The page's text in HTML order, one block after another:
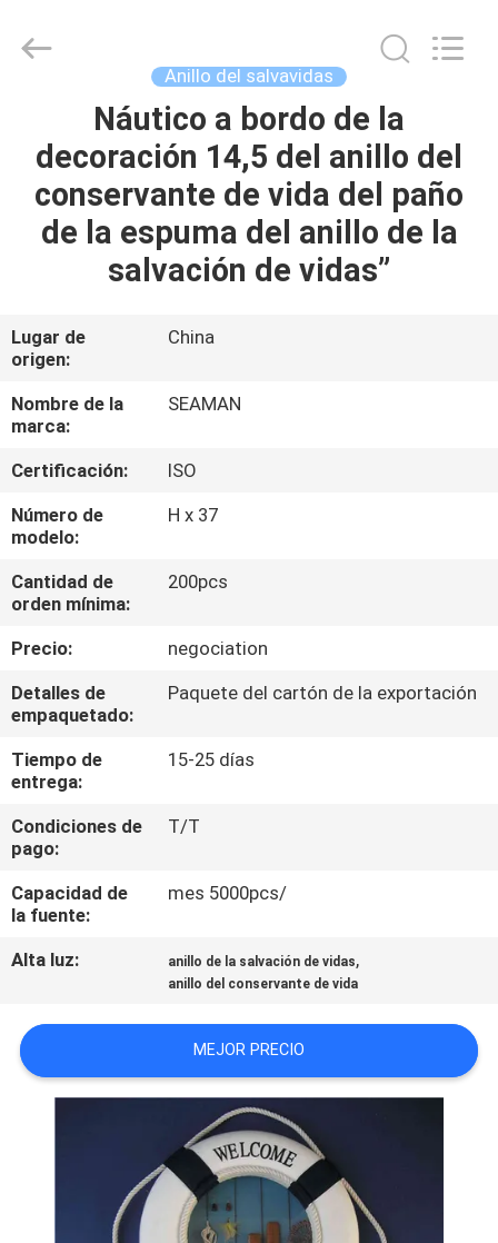
HOGAR
PRODUCTOS
SOBRE
NOSOTROS
VIAJE
DE
LA
FÁBRICA
DE
CALIDAD
COMPANY
MAPA
DEL
SITIO
PRIVACY
POLICY
Seaman
Marine
Anillo del salvavidas
Náutico a bordo de la
decoración 14,5 del anillo del
conservante de vida del paño
de la espuma del anillo de la
salvación de vidas”
Lugar de
origen:
China
Nombre de la
marca:
SEAMAN
Certificación:
ISO
Número de
modelo:
H x 37
Cantidad de
orden mínima:
200pcs
Precio:
negociation
Detalles de
empaquetado:
Paquete del cartón de la exportación
Tiempo de
entrega:
15-25 días
Condiciones de
pago:
T/T
Capacidad de
la fuente:
mes 5000pcs/
Alta luz: anillo de la salvación de vidas,
anillo del conservante de vida
MEJOR PRECIO